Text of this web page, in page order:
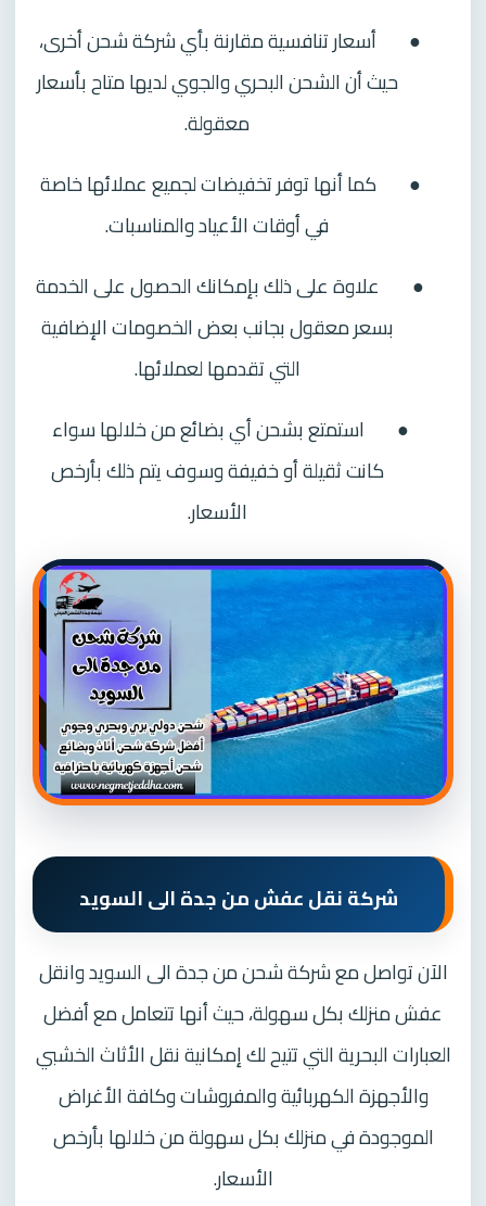
●
أسعار تنافسية مقارنة بأي شركة شحن أخرى،
حيث أن الشحن البحري والجوي لديها متاح بأسعار
معقولة.
●
كما أنها توفر تخفيضات لجميع عملائها خاصة
في أوقات الأعياد والمناسبات.
●
علاوة على ذلك بإمكانك الحصول على الخدمة
بسعر معقول بجانب بعض الخصومات الإضافية
التي تقدمها لعملائها.
●
استمتع بشحن أي بضائع من خلالها سواء
كانت ثقيلة أو خفيفة وسوف يتم ذلك بأرخص
الأسعار.
شركة نقل عفش من جدة الى السويد
الآن تواصل مع شركة شحن من جدة الى السويد وانقل
عفش منزلك بكل سهولة، حيث أنها تتعامل مع أفضل
العبارات البحرية التي تتيح لك إمكانية نقل الأثاث الخشبي
والأجهزة الكهربائية والمفروشات وكافة الأغراض
الموجودة في منزلك بكل سهولة من خلالها بأرخص
الأسعار.